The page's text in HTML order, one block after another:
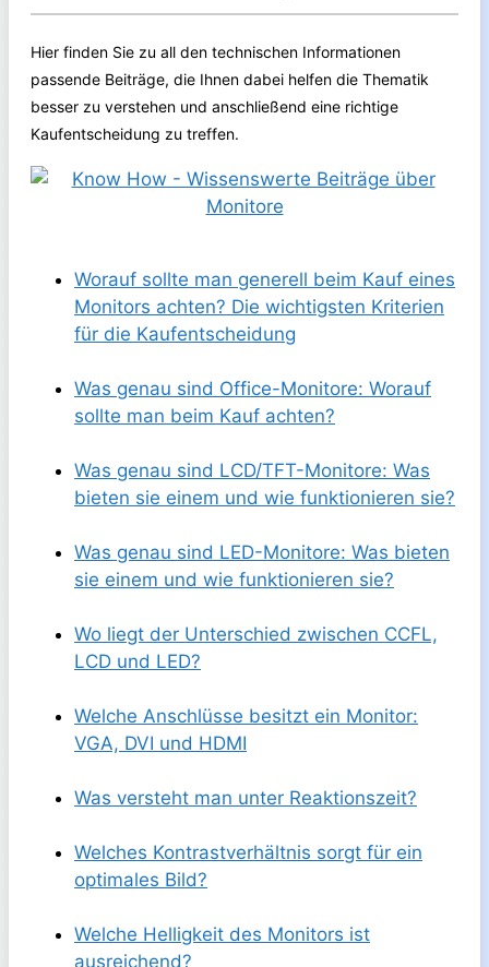
Hier finden Sie zu all den technischen Informationen
passende Beiträge, die Ihnen dabei helfen die Thematik
besser zu verstehen und anschließend eine richtige
Kaufentscheidung zu treffen.
Worauf sollte man generell beim Kauf eines
Monitors achten? Die wichtigsten Kriterien
für die Kaufentscheidung
Was genau sind Office-Monitore: Worauf
sollte man beim Kauf achten?
Was genau sind LCD/TFT-Monitore: Was
bieten sie einem und wie funktionieren sie?
Was genau sind LED-Monitore: Was bieten
sie einem und wie funktionieren sie?
Wo liegt der Unterschied zwischen CCFL,
LCD und LED?
Welche Anschlüsse besitzt ein Monitor:
VGA, DVI und HDMI
Was versteht man unter Reaktionszeit?
Welches Kontrastverhältnis sorgt für ein
optimales Bild?
Welche Helligkeit des Monitors ist
ausreichend?